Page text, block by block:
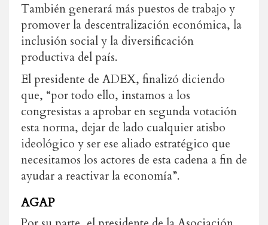
También generará más puestos de trabajo y
promover la descentralización económica, la
inclusión social y la diversificación
productiva del país.
El presidente de ADEX, finalizó diciendo
que, “por todo ello, instamos a los
congresistas a aprobar en segunda votación
esta norma, dejar de lado cualquier atisbo
ideológico y ser ese aliado estratégico que
necesitamos los actores de esta cadena a fin de
ayudar a reactivar la economía”.
AGAP